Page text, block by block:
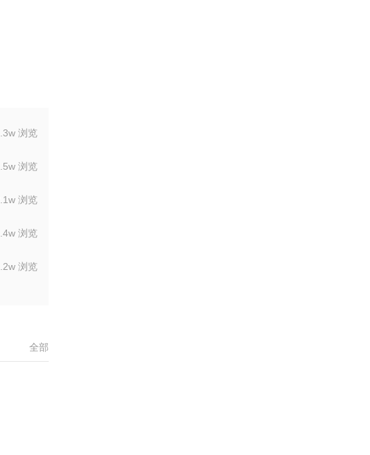
个人进行集资诈骗18万量刑多久
个人集资诈骗11万量刑多久
金融诈骗八千会判缓刑吗
诈骗金额40多万的量刑标准有哪些
诈骗80多万会被判多少年刑
全部